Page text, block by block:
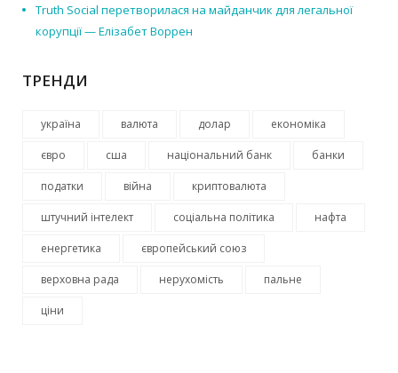
Truth Social перетворилася на майданчик для легальної
корупції — Елізабет Воррен
ТРЕНДИ
україна валюта долар економіка
євро сша національний банк банки
податки війна криптовалюта
штучний інтелект соціальна політика нафта
енергетика європейський союз
верховна рада нерухомість пальне
ціни